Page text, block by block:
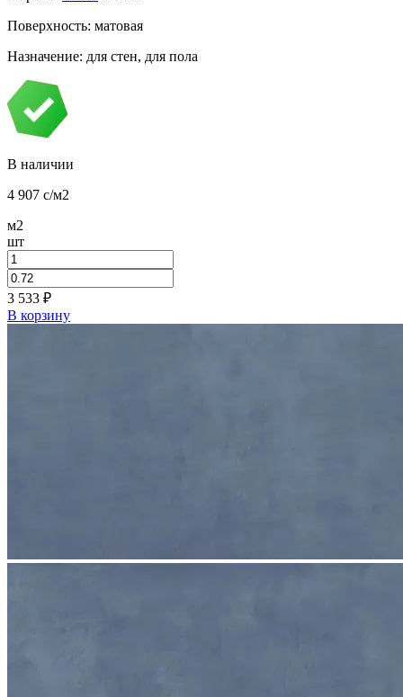
Поверхность: матовая
Назначение: для стен, для пола
В наличии
4 907 c/м2
м2
шт
3 533 ₽
В корзину